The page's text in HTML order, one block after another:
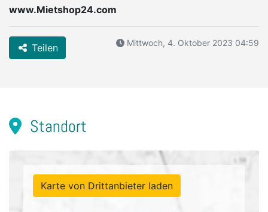
www.Mietshop24.com
Teilen Mittwoch, 4. Oktober 2023 04:59
Standort
Karte von Drittanbieter laden